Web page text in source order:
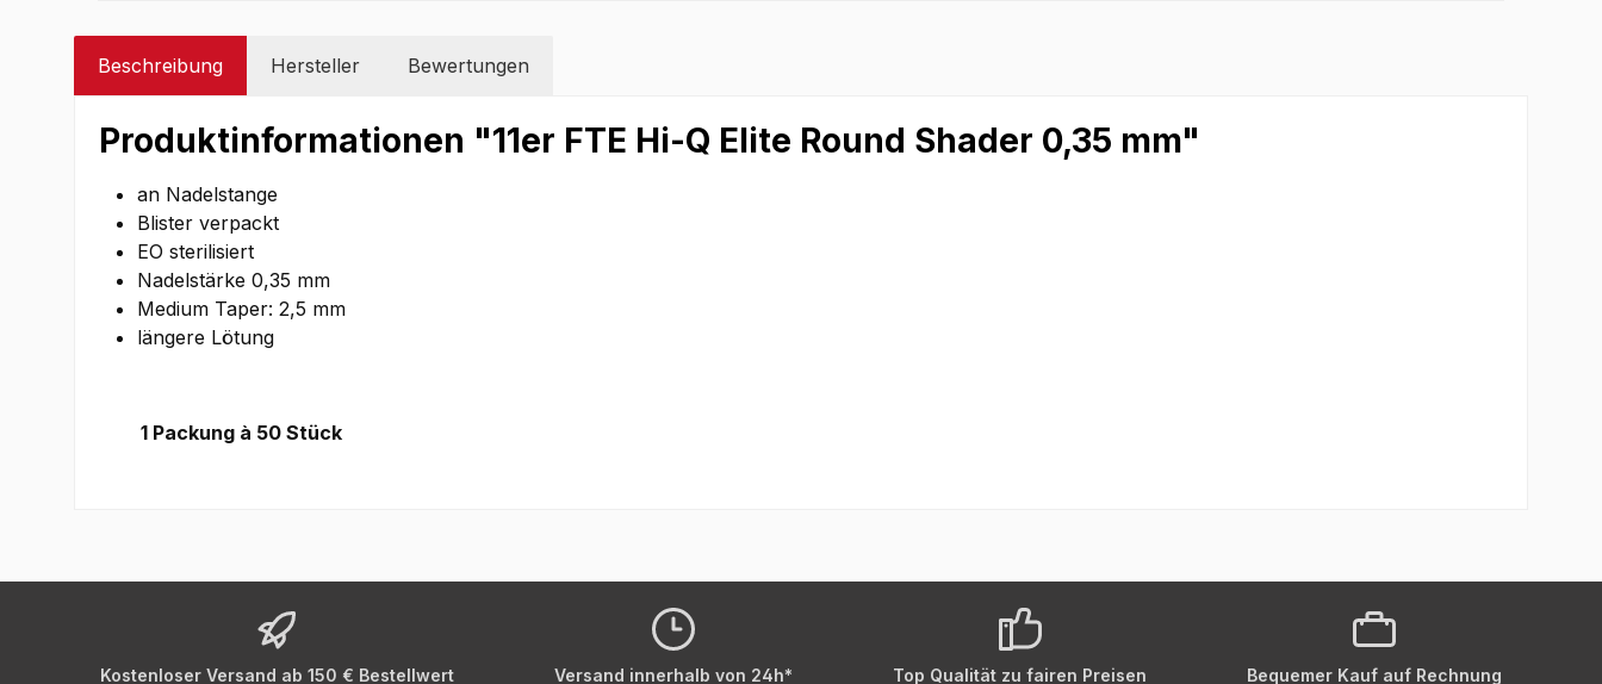
Beschreibung Hersteller Bewertungen
Produktinformationen "11er FTE Hi-Q Elite Round Shader 0,35 mm"
an Nadelstange
Blister verpackt
EO sterilisiert
Nadelstärke 0,35 mm
Medium Taper: 2,5 mm
längere Lötung
1 Packung à 50 Stück
Kostenloser Versand ab 150 € Bestellwert Versand innerhalb von 24h* Top Qualität zu fairen Preisen Bequemer Kauf auf Rechnung